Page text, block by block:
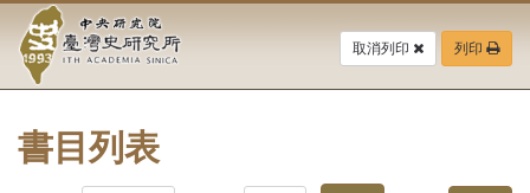
要
中
央
研
究
取消列印 列印
書目列表